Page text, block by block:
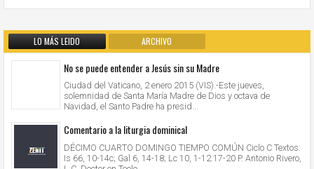
LO MÁS LEIDO ARCHIVO
No se puede entender a Jesús sin su Madre
Ciudad del Vaticano, 2 enero 2015 (VIS).-Este jueves,
solemnidad de Santa María Madre de Dios y octava de
Navidad, el Santo Padre ha presid...
Comentario a la liturgia dominical
DÉCIMO CUARTO DOMINGO TIEMPO COMÚN Ciclo C Textos:
Is 66, 10-14c; Gal 6, 14-18; Lc 10, 1-12.17-20 P. Antonio Rivero,